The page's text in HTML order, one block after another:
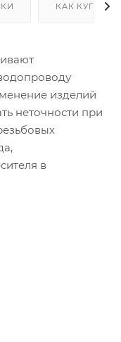
КАК КУПИТЬ
изделий
неточности при
в